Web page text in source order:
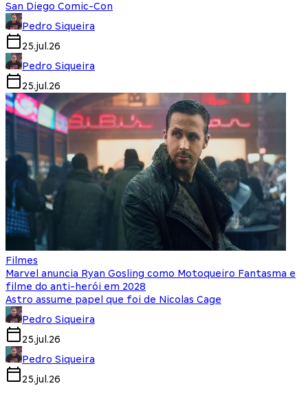
San Diego Comic-Con
Pedro Siqueira
25.jul.26
Pedro Siqueira
25.jul.26
Filmes
Marvel anuncia Ryan Gosling como Motoqueiro Fantasma e
filme do anti-herói em 2028
Astro assume papel que foi de Nicolas Cage
Pedro Siqueira
25.jul.26
Pedro Siqueira
25.jul.26